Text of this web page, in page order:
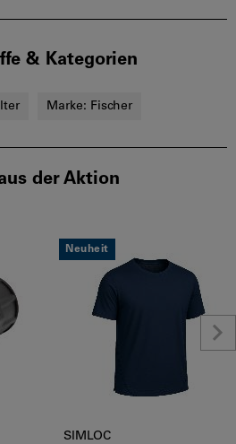
& Kategorien
Marke: Fischer
der Aktion
Neuheit
SIMLOC